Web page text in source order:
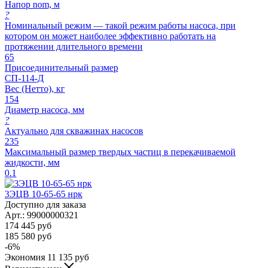
Напор nom, м
?
Номинальный режим — такой режим работы насоса, при
котором он может наиболее эффективно работать на
протяжении длительного времени
65
Присоединительный размер
СП-114-Д
Вес (Нетто), кг
154
Диаметр насоса, мм
?
Актуально для скважинах насосов
235
Максимальный размер твердых частиц в перекачиваемой
жидкости, мм
0.1
3ЭЦВ 10-65-65 нрк
Доступно для заказа
Арт.: 99000000321
174 445 руб
185 580 руб
-6%
Экономия 11 135 руб